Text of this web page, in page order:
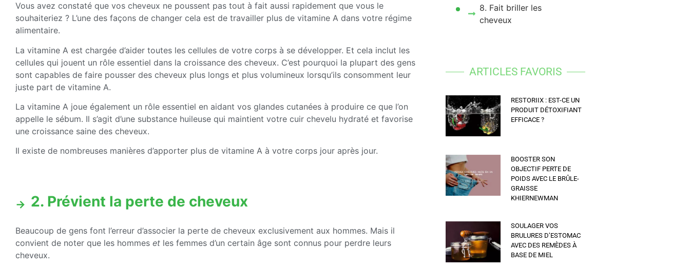
Vous avez constaté que vos cheveux ne poussent pas tout à fait aussi rapidement que vous le
souhaiteriez ? L’une des façons de changer cela est de travailler plus de vitamine A dans votre régime
alimentaire.
La vitamine A est chargée d’aider toutes les cellules de votre corps à se développer. Et cela inclut les
cellules qui jouent un rôle essentiel dans la croissance des cheveux. C’est pourquoi la plupart des gens
sont capables de faire pousser des cheveux plus longs et plus volumineux lorsqu’ils consomment leur
juste part de vitamine A.
La vitamine A joue également un rôle essentiel en aidant vos glandes cutanées à produire ce que l’on
appelle le sébum. Il s’agit d’une substance huileuse qui maintient votre cuir chevelu hydraté et favorise
une croissance saine des cheveux.
Il existe de nombreuses manières d’apporter plus de vitamine A à votre corps jour après jour.
2. Prévient la perte de cheveux
Beaucoup de gens font l’erreur d’associer la perte de cheveux exclusivement aux hommes. Mais il
convient de noter que les hommes et les femmes d’un certain âge sont connus pour perdre leurs
cheveux.
8. Fait briller les
cheveux
ARTICLES FAVORIS
RESTORIIX : EST-CE UN
PRODUIT DÉTOXIFIANT
EFFICACE ?
BOOSTER SON
OBJECTIF PERTE DE
POIDS AVEC LE BRÛLE-
GRAISSE
KHIERNEWMAN
SOULAGER VOS
BRULURES D’ESTOMAC
AVEC DES REMÈDES À
BASE DE MIEL